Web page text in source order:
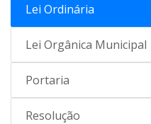
Lei Ordinária
Lei Orgânica Municipal
Portaria
Resolução